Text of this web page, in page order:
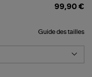
99,90 €
Guide des tailles